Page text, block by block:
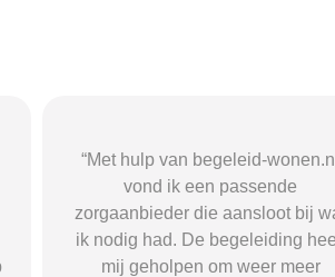
“Met hulp van begeleid-wonen.nl
ben ik in contact gekomen met
passende zorgaanbieder. We
vonden een woonvorm die goed
mij paste, wat mij de rust en